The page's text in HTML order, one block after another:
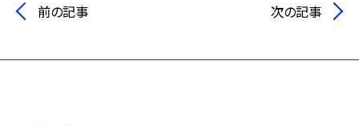
前の記事 次の記事